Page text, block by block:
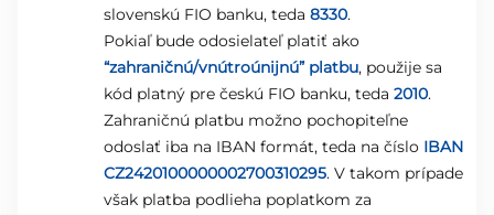
slovenskú FIO banku, teda 8330.
Pokiaľ bude odosielateľ platiť ako
“zahraničnú/vnútroúnijnú” platbu, použije sa
kód platný pre českú FIO banku, teda 2010.
Zahraničnú platbu možno pochopiteľne
odoslať iba na IBAN formát, teda na číslo IBAN
CZ2420100000002700310295. V takom prípade
však platba podlieha poplatkom za